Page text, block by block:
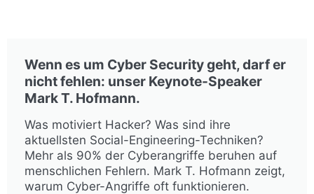
Wenn es um Cyber Security geht, darf er
nicht fehlen: unser Keynote-Speaker
Mark T. Hofmann.
Was motiviert Hacker? Was sind ihre
aktuellsten Social-Engineering-Techniken?
Mehr als 90% der Cyberangriffe beruhen auf
menschlichen Fehlern. Mark T. Hofmann zeigt,
warum Cyber-Angriffe oft funktionieren.